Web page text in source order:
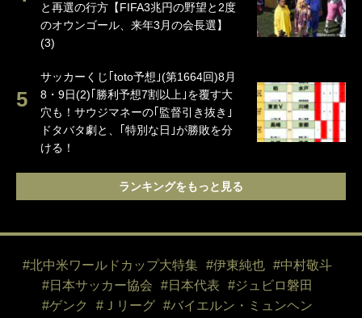
と再選の行方【FIFA3兆円の野望と2度
のオウンゴール、来年3月の会長選】
(3)
サッカーくじ｢toto予想｣(第1664回)8月
8・9日(2)｢勝利予想7割以上｣を覆す大
穴も！サウジマネーの｢監督引き抜き｣
ドタバタ劇と、｢特別な日｣が勝敗を分
ける！
ランキングをもっと見る
#北中米ワールドカップ大特集 #伊東純也
#中村敬斗
#日本サッカー協会
#日本代表
#ジュビロ磐田
#ゲンク
#Ｊリーグ
#バイエルン・ミュンヘン